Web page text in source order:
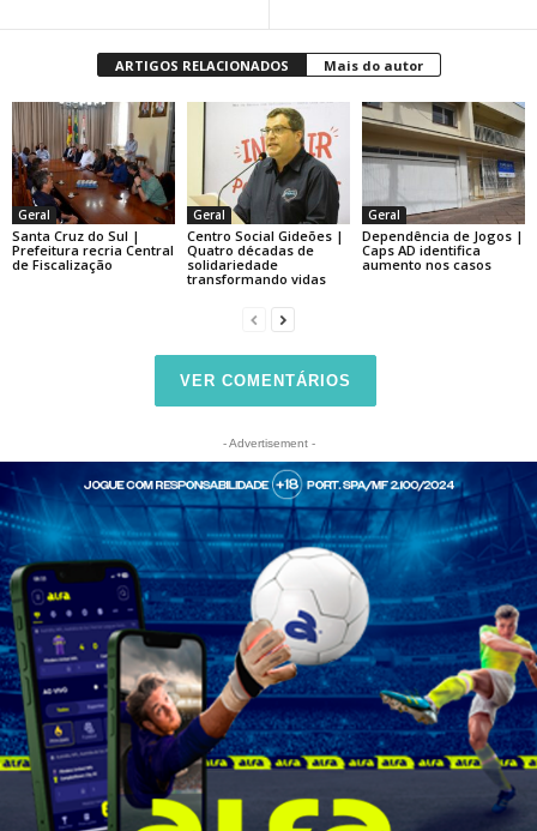
ARTIGOS RELACIONADOS Mais do autor
Geral
Santa Cruz do Sul |
Prefeitura recria Central
de Fiscalização
Geral
Centro Social Gideões |
Quatro décadas de
solidariedade
transformando vidas
Geral
Dependência de Jogos |
Caps AD identifica
aumento nos casos
VER COMENTÁRIOS
- Advertisement -